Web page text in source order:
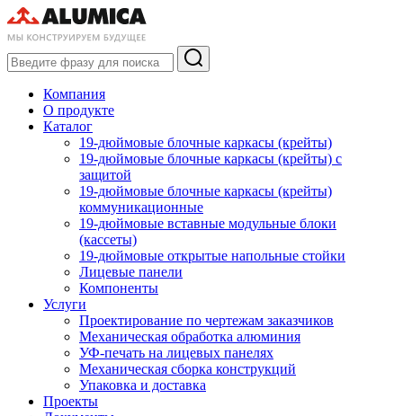
Компания
О продукте
Каталог
19-дюймовые блочные каркасы (крейты)
19-дюймовые блочные каркасы (крейты) с
защитой
19-дюймовые блочные каркасы (крейты)
коммуникационные
19-дюймовые вставные модульные блоки
(кассеты)
19-дюймовые открытые напольные стойки
Лицевые панели
Компоненты
Услуги
Проектирование по чертежам заказчиков
Механическая обработка алюминия
УФ-печать на лицевых панелях
Механическая сборка конструкций
Упаковка и доставка
Проекты